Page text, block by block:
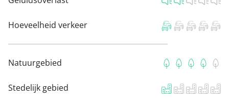
Hoeveelheid verkeer
Natuurgebied
Stedelijk gebied